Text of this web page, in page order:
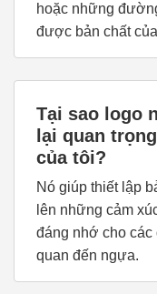
hoặc những
được bản chất
Tại sao logo
lại quan
của tôi?
Nó giúp thiết lập
lên những cảm
đáng nhớ cho các
quan đến ngựa.